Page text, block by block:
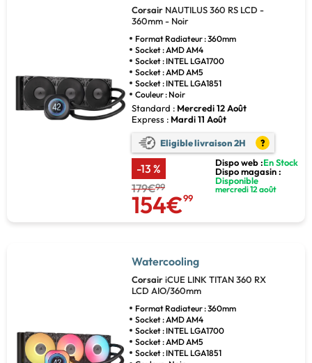
Corsair NAUTILUS 360 RS LCD -
360mm - Noir
Format Radiateur : 360mm
Socket : AMD AM4
Socket : INTEL LGA1700
Socket : AMD AM5
Socket : INTEL LGA1851
Couleur : Noir
Standard : Mercredi 12 Août
Express : Mardi 11 Août
Eligible livraison 2H ?
-13 %
179€99
154€99
Dispo web :En Stock
Dispo magasin :
Disponible
mercredi 12 août
Watercooling
CorsairiCUE LINK TITAN 360 RX
LCD AIO/360mm
Format Radiateur : 360mm
Socket : AMD AM4
Socket : INTEL LGA1700
Socket : AMD AM5
Socket : INTEL LGA1851